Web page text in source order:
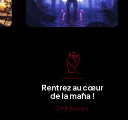
Rentrez au cœur
de la mafia !
2 à 8 Joueurs